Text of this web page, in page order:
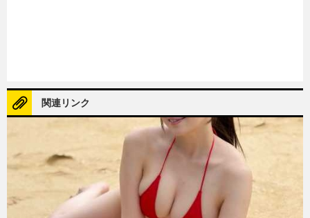
関連リンク